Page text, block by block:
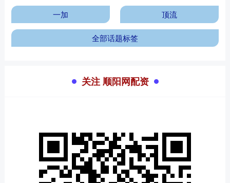
一加 顶流
全部话题标签
关注 顺阳网配资